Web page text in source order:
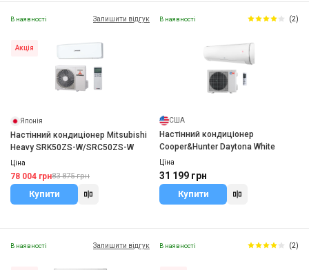
В наявності Залишити відгук
Акція
Японія
Настінний кондиціонер Mitsubishi
Heavy SRK50ZS-W/SRC50ZS-W
Ціна
78 004 грн83 875 грн
Купити
В наявності (2)
США
Настінний кондиціонер
Cooper&Hunter Daytona White
Ціна
31 199 грн
Купити
В наявності Залишити відгук В наявності (2)